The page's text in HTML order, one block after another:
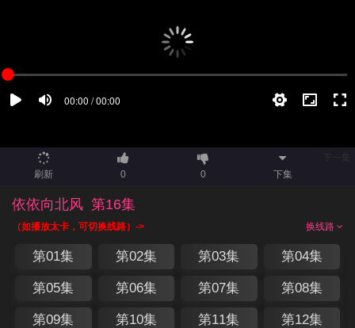
刷新 0 0 下集
依依向北风 第16集
换线路
（如播放太卡，可切换线路）->
第01集 第02集 第03集 第04集
第05集 第06集 第07集 第08集
第09集 第10集 第11集 第12集